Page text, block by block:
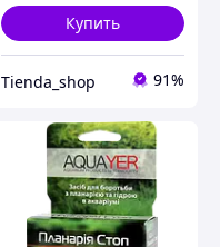
Купить
Tienda_shop 91%